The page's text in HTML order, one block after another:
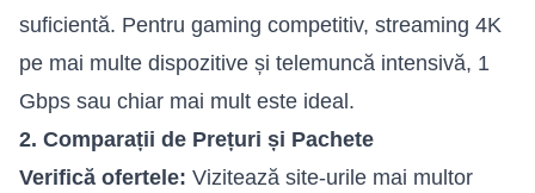
suficientă. Pentru gaming competitiv, streaming 4K
pe mai multe dispozitive și telemuncă intensivă, 1
Gbps sau chiar mai mult este ideal.
2. Comparații de Prețuri și Pachete
Verifică ofertele: Vizitează site-urile mai multor